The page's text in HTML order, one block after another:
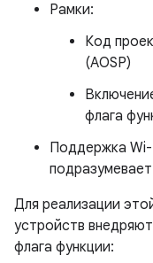
Рамки:
Код
(AOSP)
флага
Поддержка Wi-
Для реализации
устройств
флага функции: